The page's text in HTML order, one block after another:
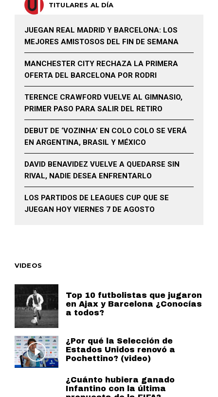
TITULARES AL DÍA
JUEGAN REAL MADRID Y BARCELONA: LOS
MEJORES AMISTOSOS DEL FIN DE SEMANA
MANCHESTER CITY RECHAZA LA PRIMERA
OFERTA DEL BARCELONA POR RODRI
TERENCE CRAWFORD VUELVE AL GIMNASIO,
PRIMER PASO PARA SALIR DEL RETIRO
DEBUT DE ‘VOZINHA’ EN COLO COLO SE VERÁ
EN ARGENTINA, BRASIL Y MÉXICO
DAVID BENAVIDEZ VUELVE A QUEDARSE SIN
RIVAL, NADIE DESEA ENFRENTARLO
LOS PARTIDOS DE LEAGUES CUP QUE SE
JUEGAN HOY VIERNES 7 DE AGOSTO
VIDEOS
Top 10 futbolistas que jugaron
en Ajax y Barcelona ¿Conocías
a todos?
¿Por qué la Selección de
Estados Unidos renovó a
Pochettino? (video)
¿Cuánto hubiera ganado
Infantino con la última